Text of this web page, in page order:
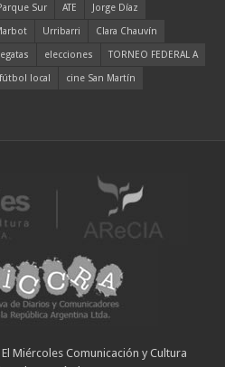
Sur ATE
Jorge Díaz
Urribarri
Clara Chauvín
elecciones
TORNEO FEDERAL A
fútbol local cine San Martín
Miércoles Comunicación y Cultura